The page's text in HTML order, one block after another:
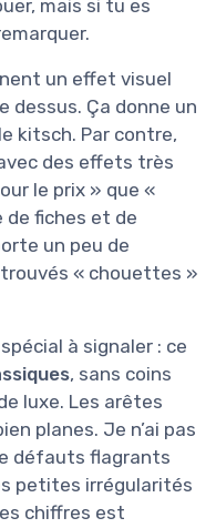
mais si tu es
un effet visuel
dessus. Ça donne un
kitsch. Par contre,
des effets très
le prix » que «
de fiches et de
un peu de
« chouettes »
à signaler : ce
, sans coins
luxe. Les arêtes
planes. Je n’ai pas
défauts flagrants
petites irrégularités
chiffres est